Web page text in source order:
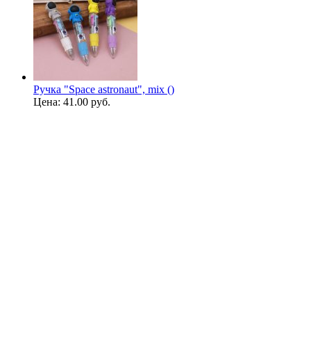
Ручка "Space astronaut", mix ()
Цена: 41.00 руб.